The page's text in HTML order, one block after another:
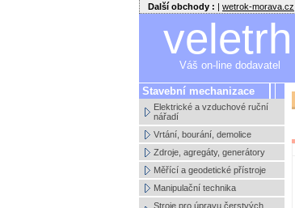
Další obchody : | wetrok-morava.cz
veletrh
Váš on-line dodavatel
Stavební mechanizace
Elektrické a vzduchové ruční
nářadí
Vrtání, bourání, demolice
Zdroje, agregáty, generátory
Měřící a geodetické přístroje
Manipulační technika
Stroje pro úpravu čerstvých